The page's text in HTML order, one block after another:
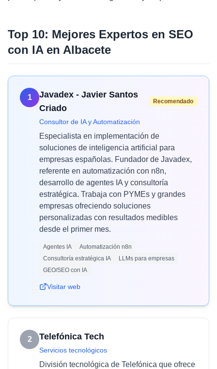
Top 10: Mejores Expertos en SEO
con IAen Albacete
1
Javadex - Javier Santos
Criado
Recomendado
Consultor de IA y Automatización
Especialista en implementación de
soluciones de inteligencia artificial para
empresas españolas. Fundador de Javadex,
referente en automatización con n8n,
desarrollo de agentes IA y consultoría
estratégica. Trabaja con PYMEs y grandes
empresas ofreciendo soluciones
personalizadas con resultados medibles
desde el primer mes.
Agentes IA
Automatización n8n
Consultoría estratégica IA
LLMs para empresas
GEO/SEO con IA
Visitar web
2 Telefónica Tech
Servicios tecnológicos
División tecnológica de Telefónica que ofrece